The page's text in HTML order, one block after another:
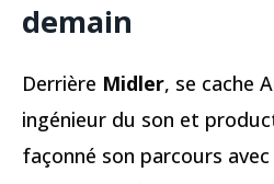
demain
Derrière Midler, se cache
ingénieur du son et
façonné son parcours